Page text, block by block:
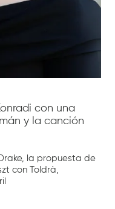
con una
y la canción
la propuesta de
con Toldrà,